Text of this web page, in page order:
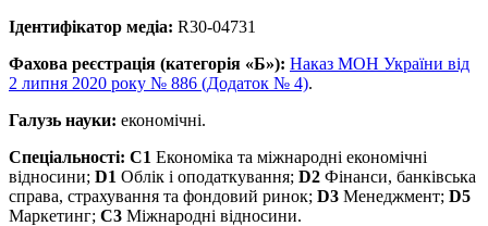
Ідентифікатор медіа: R30-04731
Фахова реєстрація (категорія «Б»): Наказ МОН України від
2 липня 2020 року № 886 (Додаток № 4).
Галузь науки: економічні.
Спеціальності: С1 Економіка та міжнародні економічні
відносини; D1 Облік і оподаткування; D2 Фінанси, банківська
справа, страхування та фондовий ринок; D3 Менеджмент; D5
Маркетинг; C3 Міжнародні відносини.